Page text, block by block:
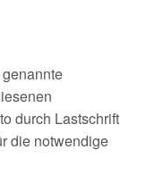
durch Lastschrift
die notwendige